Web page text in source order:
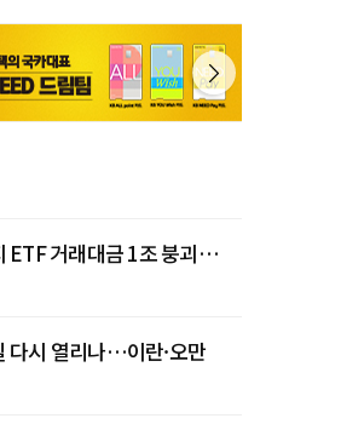
ETF 거래대금 1조 붕괴…
다시 열리나…이란·오만